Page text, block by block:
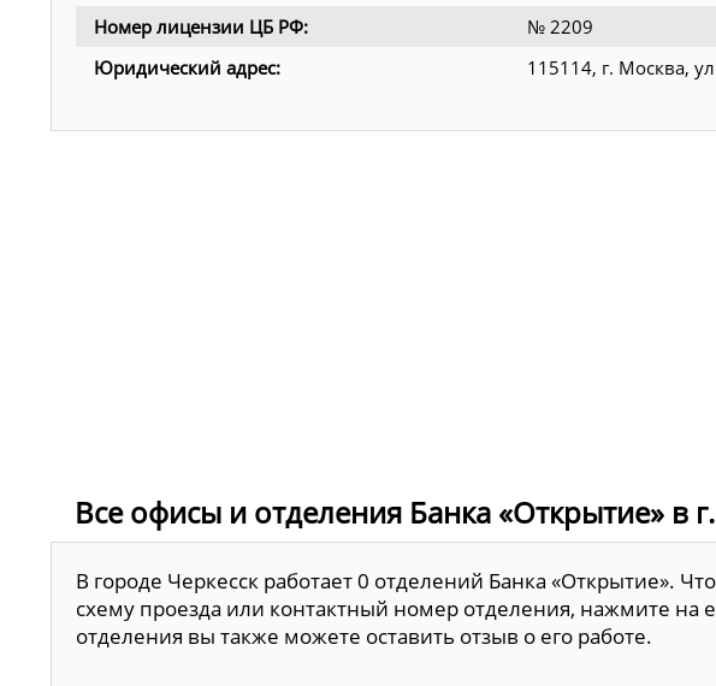
Номер лицензии ЦБ РФ:
№ 2209
Юридический адрес:
115114, г. Москва,
Все офисы и отделения Банка «Открытие» в
В городе Черкесск работает 0 отделений Банка «Открытие».
схему проезда или контактный номер отделения, нажмите на
отделения вы также можете оставить отзыв о его работе.